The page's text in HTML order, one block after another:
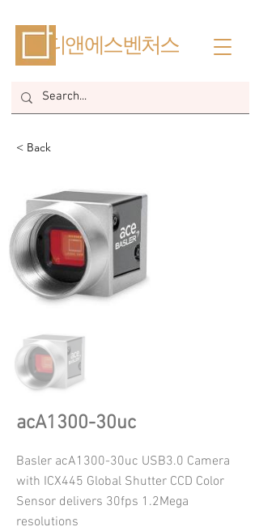
​디앤에스벤처스
< Back
acA1300-30uc
Basler acA1300-30uc USB3.0 Camera
with ICX445 Global Shutter CCD Color
Sensor delivers 30fps 1.2Mega
resolutions